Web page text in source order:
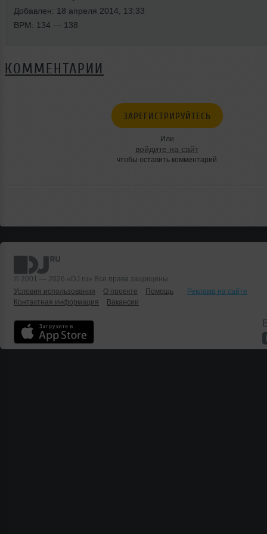
Добавлен: 18 апреля 2014, 13:33
BPM: 134 — 138
КОММЕНТАРИИ
ЗАРЕГИСТРИРУЙТЕСЬ
Или
войдите на сайт
чтобы оставить комментарий
© 2001 — 2026 «DJ.ru» Все права защищены.
Условия использования
О проекте Помощь
Реклама на сайте
Контактная информация
Вакансии